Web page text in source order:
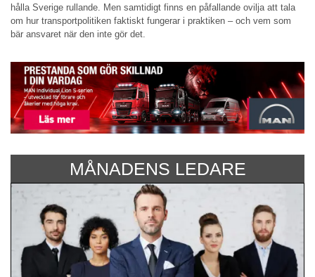
hålla Sverige rullande. Men samtidigt finns en påfallande ovilja att tala
om hur transportpolitiken faktiskt fungerar i praktiken – och vem som
bär ansvaret när den inte gör det.
MÅNADENS LEDARE